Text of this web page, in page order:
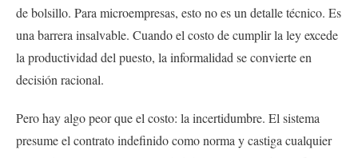
de bolsillo. Para microempresas, esto no es un detalle técnico. Es
una barrera insalvable. Cuando el costo de cumplir la ley excede
la productividad del puesto, la informalidad se convierte en
decisión racional.
Pero hay algo peor que el costo: la incertidumbre. El sistema
presume el contrato indefinido como norma y castiga cualquier